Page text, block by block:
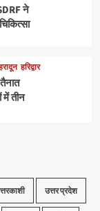
ने
हरिद्वार
तीन
उत्तर प्रदेश